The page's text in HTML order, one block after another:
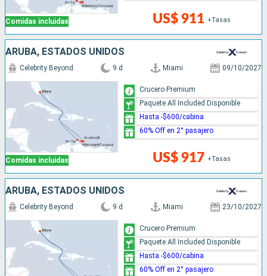
Comidas incluidas US$ 911 +Tasas
ARUBA, ESTADOS UNIDOS
Comidas incluidas
Celebrity Beyond 9 d Miami 09/10/2027
US$ 917 +Tasas
Crucero Premium
Paquete All Included Disponible
Hasta -$600/cabina
60% Off en 2° pasajero
ARUBA, ESTADOS UNIDOS
Celebrity Beyond 9 d Miami 23/10/2027
Crucero Premium
Paquete All Included Disponible
Hasta -$600/cabina
60% Off en 2° pasajero